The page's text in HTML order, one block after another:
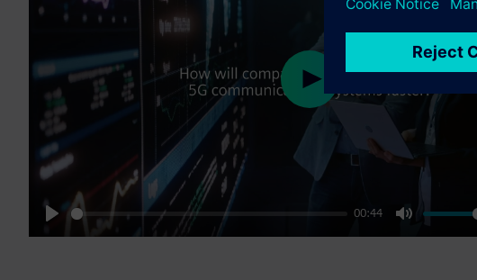
Play
00:44
Mute
Play